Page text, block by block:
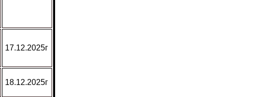
17.12.2025г
18.12.2025г